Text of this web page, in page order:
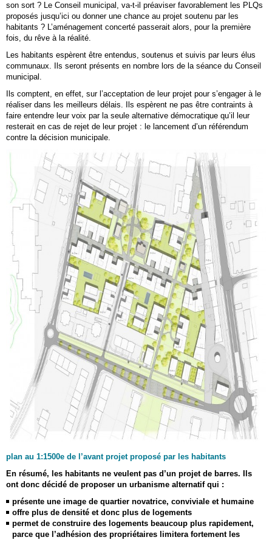
son sort ? Le Conseil municipal, va-t-il préaviser favorablement les PLQs
proposés jusqu’ici ou donner une chance au projet soutenu par les
habitants ? L’aménagement concerté passerait alors, pour la première
fois, du rêve à la réalité.
Les habitants espèrent être entendus, soutenus et suivis par leurs élus
communaux. Ils seront présents en nombre lors de la séance du Conseil
municipal.
Ils comptent, en effet, sur l’acceptation de leur projet pour s’engager à le
réaliser dans les meilleurs délais. Ils espèrent ne pas être contraints à
faire entendre leur voix par la seule alternative démocratique qu’il leur
resterait en cas de rejet de leur projet : le lancement d’un référendum
contre la décision municipale.
plan au 1:1500e de l’avant projet proposé par les habitants
En résumé, les habitants ne veulent pas d’un projet de barres. Ils
ont donc décidé de proposer un urbanisme alternatif qui :
présente une image de quartier novatrice, conviviale et humaine
offre plus de densité et donc plus de logements
permet de construire des logements beaucoup plus rapidement,
parce que l’adhésion des propriétaires limitera fortement les